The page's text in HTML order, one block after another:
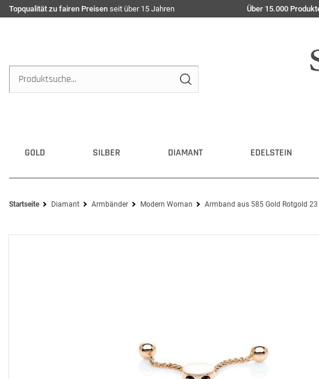
Topqualität zu fairen Preisen seit über 15 Jahren Über 15.000
GOLD SILBER DIAMANT EDELSTEIN
Startseite Diamant Armbänder Modern Woman Armband aus 585 Gold Rotgold